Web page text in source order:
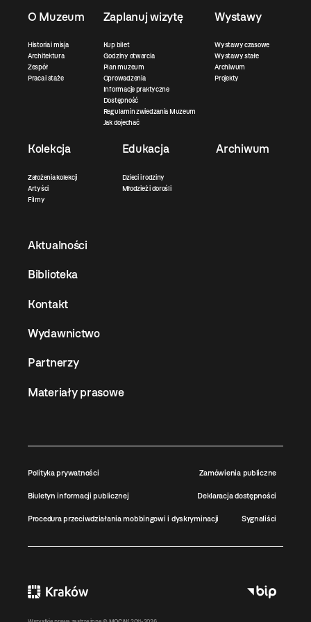
O Muzeum
Historia i misja
Architektura
Zespół
Praca i staże
Zaplanuj wizytę
Kup bilet
Godziny otwarcia
Plan muzeum
Oprowadzenia
Informacje praktyczne
Dostępność
Regulamin zwiedzania Muzeum
Jak dojechać
Wystawy
Wystawy czasowe
Wystawy stałe
Archiwum
Projekty
Kolekcja
Założenia kolekcji
Artyści
Filmy
Edukacja
Dzieci i rodziny
Młodzież i dorośli
Archiwum
Aktualności
Biblioteka
Kontakt
Wydawnictwo
Partnerzy
Materiały prasowe
Polityka prywatności Zamówienia publiczne
Biuletyn informacji publicznej Deklaracja dostępności
Procedura przeciwdziałania mobbingowi i dyskryminacji Sygnaliści